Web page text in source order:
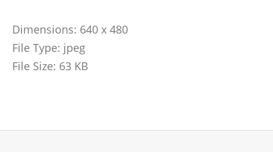
Dimensions: 640 x 480
File Type: jpeg
File Size: 63 KB